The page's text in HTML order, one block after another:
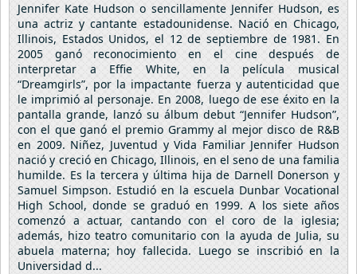
Jennifer Kate Hudson o sencillamente Jennifer Hudson, es
una actriz y cantante estadounidense. Nació en Chicago,
Illinois, Estados Unidos, el 12 de septiembre de 1981. En
2005 ganó reconocimiento en el cine después de
interpretar a Effie White, en la película musical
“Dreamgirls”, por la impactante fuerza y autenticidad que
le imprimió al personaje. En 2008, luego de ese éxito en la
pantalla grande, lanzó su álbum debut “Jennifer Hudson”,
con el que ganó el premio Grammy al mejor disco de R&B
en 2009. Niñez, Juventud y Vida Familiar Jennifer Hudson
nació y creció en Chicago, Illinois, en el seno de una familia
humilde. Es la tercera y última hija de Darnell Donerson y
Samuel Simpson. Estudió en la escuela Dunbar Vocational
High School, donde se graduó en 1999. A los siete años
comenzó a actuar, cantando con el coro de la iglesia;
además, hizo teatro comunitario con la ayuda de Julia, su
abuela materna; hoy fallecida. Luego se inscribió en la
Universidad d...